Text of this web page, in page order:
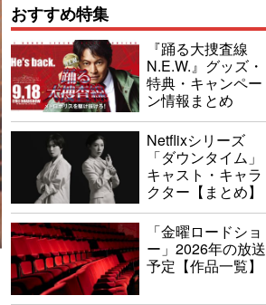
おすすめ特集
『踊る大捜査線
N.E.W.』グッズ・
特典・キャンペー
ン情報まとめ
Netflixシリーズ
「ダウンタイム」
キャスト・キャラ
クター【まとめ】
「金曜ロードショ
ー」2026年の放送
予定【作品一覧】